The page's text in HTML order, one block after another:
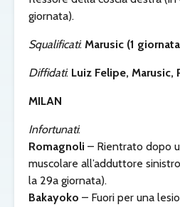
giornata).
Squalificati: Marusic (1
Diffidati: Luiz Felipe, Marusic,
MILAN
Infortunati:
Romagnoli – Rientrato dopo
muscolare all’adduttore
la 29a giornata).
Bakayoko – Fuori per una